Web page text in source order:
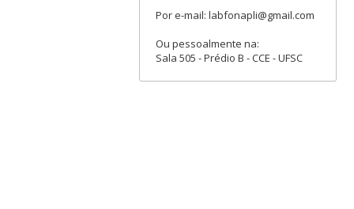
Por e-mail: labfonapli@gmail.com
Ou pessoalmente na:
Sala 505 - Prédio B - CCE - UFSC